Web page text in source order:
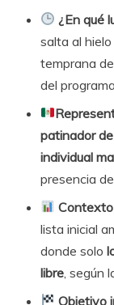
¿En qué
salta al
temprana
del
patinador
individual
presencia
lista inicial
donde solo
libre , según
Objetivo